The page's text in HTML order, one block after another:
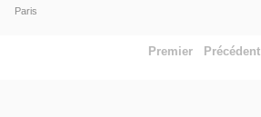
Paris
Premier Précédent